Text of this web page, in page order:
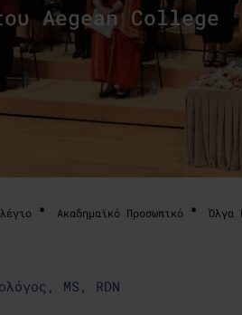
Aegean College
Ακαδημαϊκό Προσωπικό Όλγα
ΜS, RDN